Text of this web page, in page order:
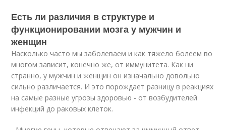
Есть ли различия в структуре и
функционировании мозга у мужчин и
женщин
Насколько часто мы заболеваем и как тяжело болеем во
многом зависит, конечно же, от иммунитета. Как ни
странно, у мужчин и женщин он изначально довольно
сильно различается. И это порождает разницу в реакциях
на самые разные угрозы здоровью - от возбудителей
инфекций до раковых клеток.